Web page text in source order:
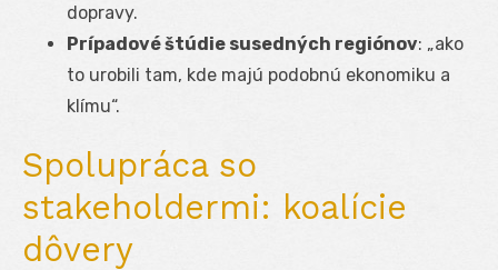
dopravy.
Prípadové štúdie susedných regiónov: „ako
to urobili tam, kde majú podobnú ekonomiku a
klímu“.
Spolupráca so
stakeholdermi: koalície
dôvery